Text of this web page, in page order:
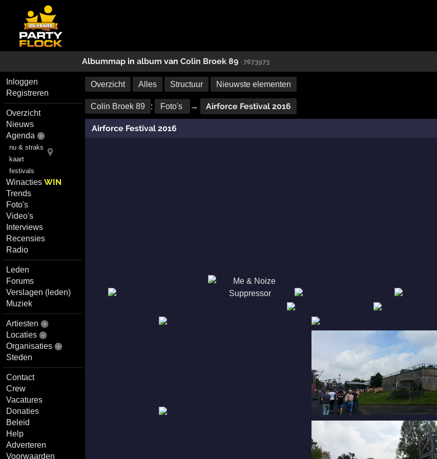
Albummap in album van Colin Broek 89 · 7673973
Inloggen
Registreren
Overzicht
Nieuws
Agenda
nu & straks
kaart
festivals
WinactiesWIN
Trends
Foto's
Video's
Interviews
Recensies
Radio
Leden
Forums
Verslagen (leden)
Muziek
Artiesten
Locaties
Organisaties
Steden
Contact
Crew
Vacatures
Donaties
Beleid
Help
Adverteren
Voorwaarden
Overzicht Alles Structuur Nieuwste elementen
Colin Broek 89 : Foto's → Airforce Festival 2016
Airforce Festival 2016